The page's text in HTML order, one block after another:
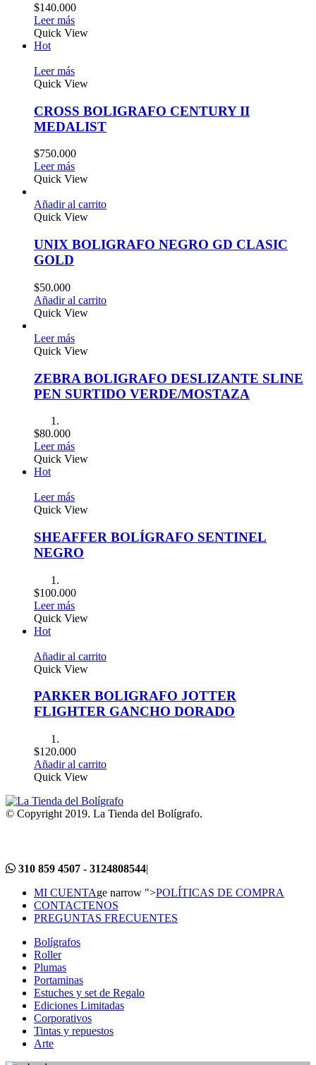
$140.000
Leer más
Quick View
Hot
Leer más
Quick View
CROSS BOLIGRAFO CENTURY II
MEDALIST
$750.000
Leer más
Quick View
Añadir al carrito
Quick View
UNIX BOLIGRAFO NEGRO GD CLASIC
GOLD
$50.000
Añadir al carrito
Quick View
Leer más
Quick View
ZEBRA BOLIGRAFO DESLIZANTE SLINE
PEN SURTIDO VERDE/MOSTAZA
$80.000
Leer más
Quick View
Hot
Leer más
Quick View
SHEAFFER BOLÍGRAFO SENTINEL
NEGRO
$100.000
Leer más
Quick View
Hot
Añadir al carrito
Quick View
PARKER BOLIGRAFO JOTTER
FLIGHTER GANCHO DORADO
$120.000
Añadir al carrito
Quick View
© Copyright 2019. La Tienda del Bolígrafo.
310 859 4507 - 3124808544|
MI CUENTAge narrow ">POLÍTICAS DE COMPRA
CONTACTENOS
PREGUNTAS FRECUENTES
Bolígrafos
Roller
Plumas
Portaminas
Estuches y set de Regalo
Ediciones Limitadas
Corporativos
Tintas y repuestos
Arte